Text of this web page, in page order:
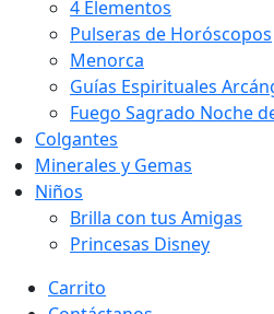
4 Elementos
Pulseras de Horóscopos
Menorca
Guías Espirituales
Fuego Sagrado Noche
Colgantes
Minerales y Gemas
Niños
Brilla con tus Amigas
Princesas Disney
Saltar Carrito